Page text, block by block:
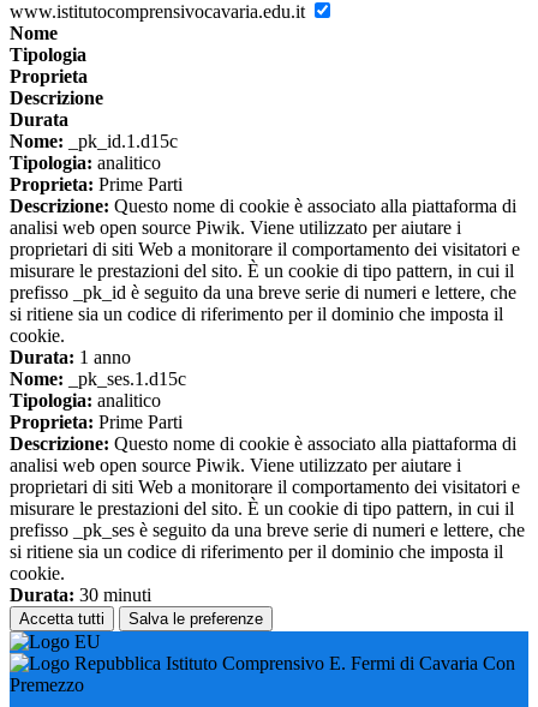
www.istitutocomprensivocavaria.edu.it
Nome
Tipologia
Proprieta
Descrizione
Durata
Nome: _pk_id.1.d15c
Tipologia: analitico
Proprieta: Prime Parti
Descrizione: Questo nome di cookie è associato alla piattaforma di
analisi web open source Piwik. Viene utilizzato per aiutare i
proprietari di siti Web a monitorare il comportamento dei visitatori e
misurare le prestazioni del sito. È un cookie di tipo pattern, in cui il
prefisso _pk_id è seguito da una breve serie di numeri e lettere, che
si ritiene sia un codice di riferimento per il dominio che imposta il
cookie.
Durata: 1 anno
Nome: _pk_ses.1.d15c
Tipologia: analitico
Proprieta: Prime Parti
Descrizione: Questo nome di cookie è associato alla piattaforma di
analisi web open source Piwik. Viene utilizzato per aiutare i
proprietari di siti Web a monitorare il comportamento dei visitatori e
misurare le prestazioni del sito. È un cookie di tipo pattern, in cui il
prefisso _pk_ses è seguito da una breve serie di numeri e lettere, che
si ritiene sia un codice di riferimento per il dominio che imposta il
cookie.
Durata: 30 minuti
Accetta tutti Salva le preferenze
Istituto Comprensivo E. Fermi di Cavaria Con
Premezzo